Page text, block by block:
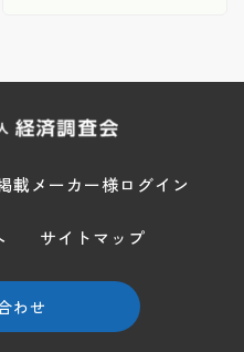
載メーカー様ログイン
サイトマップ
わせ